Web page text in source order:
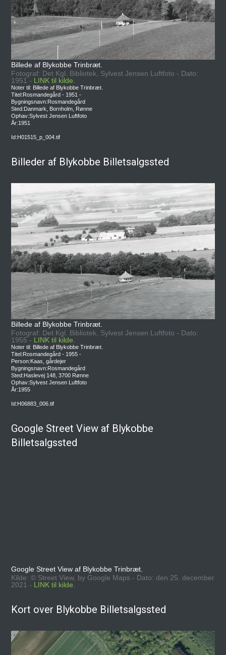
Billede af Blykobbe Trinbræt.
Fotograf: Det Kgl. Bibliotek, Sylvest Jensen Luftfoto - Dato:
1951 - LINK til kilde.
Noter til: Billede af Blykobbe Trinbræt.
Titel:Rosmandegård - 1951 -
Bygningsnavn:Rosmandegård
Sted:Danmark, Bornholm, Rønne
Ophav:Sylvest Jensen Luftfoto
År:1951
Id:H01515_p_004.tif
Billeder af Blykobbe Billetsalgssted
Billede af Blykobbe Trinbræt.
Fotograf: Det Kgl. Bibliotek, Sylvest Jensen Luftfoto - Dato:
1955 - LINK til kilde.
Noter til: Billede af Blykobbe Trinbræt.
Titel:Rosmandegård - 1955 -
Person:Kaas, gårdejer
Bygningsnavn:Rosmandegård
Sted:Haslevej 148, 3700 Rønne
Ophav:Sylvest Jensen Luftfoto
År:1955
Id:H06883_006.tif
Google Street View af Blykobbe
Billetsalgssted
Google Street View af Blykobbe Trinbræt.
Kilde: © Street View, by Google Maps - Dato: den 25. december
2021 - LINK til kilde.
Kort over Blykobbe Billetsalgssted